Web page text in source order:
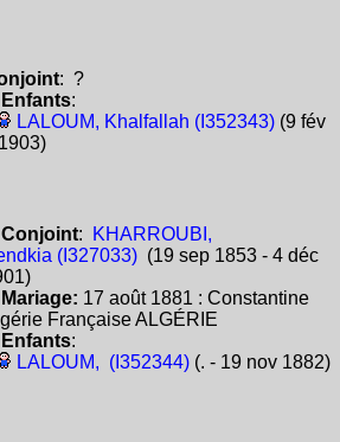
: ?
Enfants:
LALOUM, Khalfallah (I352343)(9 fév
1903)
Conjoint:
KHARROUBI,
(I327033)(19 sep 1853 - 4 déc
17 août 1881 : Constantine
Française ALGÉRIE
Enfants:
LALOUM, (I352344)(. - 19 nov 1882)